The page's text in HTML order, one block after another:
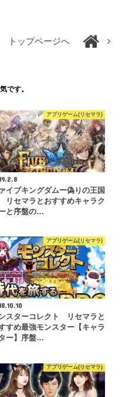
トップページへ
です。
アプリゲーム(リセマラ)
イブキングダムー偽りの王国
セマラとおすすめキャラク
と序盤の…
アプリゲーム(リセマラ)
スターコレクト リセマラと
すめ最強モンスター【キャラ
ー】序盤…
アプリゲーム(リセマラ)